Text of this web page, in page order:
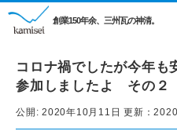
創業150年余、三州瓦の神清。
コロナ禍でしたが今年も
参加しましたよ その２
公開: 2020年10月11日 更新：